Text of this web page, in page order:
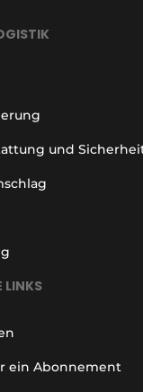
und
LINKS
ein Abonnement